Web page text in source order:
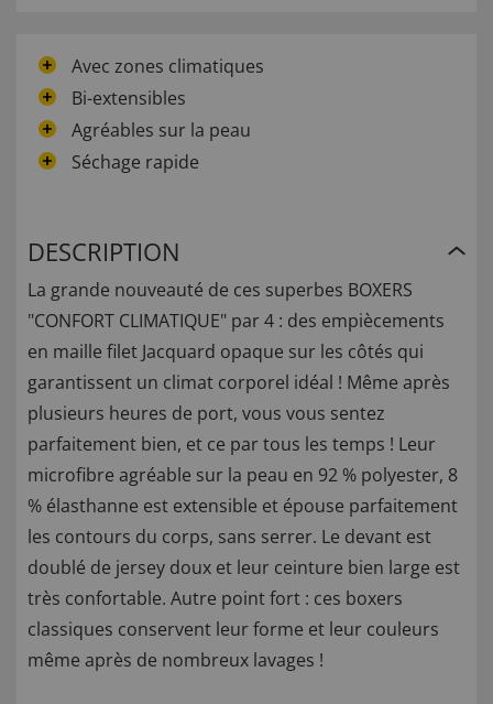
Avec zones climatiques
Bi-extensibles
Agréables sur la peau
Séchage rapide
DESCRIPTION
La grande nouveauté de ces superbes BOXERS
"CONFORT CLIMATIQUE" par 4 : des empiècements
en maille filet Jacquard opaque sur les côtés qui
garantissent un climat corporel idéal ! Même après
plusieurs heures de port, vous vous sentez
parfaitement bien, et ce par tous les temps ! Leur
microfibre agréable sur la peau en 92 % polyester, 8
% élasthanne est extensible et épouse parfaitement
les contours du corps, sans serrer. Le devant est
doublé de jersey doux et leur ceinture bien large est
très confortable. Autre point fort : ces boxers
classiques conservent leur forme et leur couleurs
même après de nombreux lavages !